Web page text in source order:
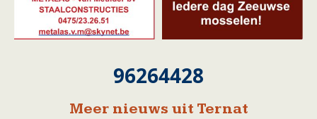
96264428
Meer nieuws uit Ternat